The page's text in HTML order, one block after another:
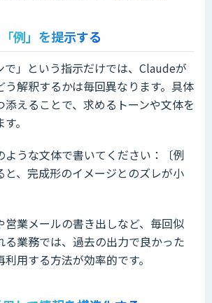
例」を提示する
で」という指示だけでは、Claudeが
う解釈するかは毎回異なります。具体
添えることで、求めるトーンや文体を
。
ような文体で書いてください：〔例
と、完成形のイメージとのズレが小
営業メールの書き出しなど、毎回似
る業務では、過去の出力で良かった
用する方法が効率的です。